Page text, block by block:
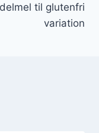
til glutenfri
variation